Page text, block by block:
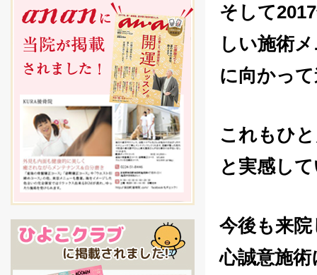
そして
しい施術
に向かっ
これもひ
と実感し
今後も来
心誠意施